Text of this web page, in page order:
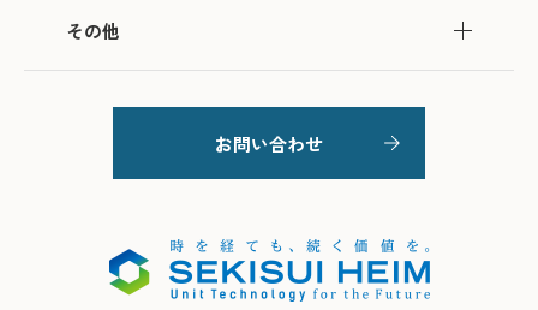
その他
お問い合わせ